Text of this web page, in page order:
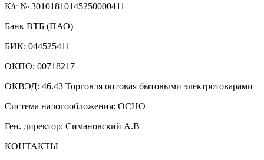
К/с № 30101810145250000411
Банк ВТБ (ПАО)
БИК: 044525411
ОКПО: 00718217
ОКВЭД: 46.43 Торговля оптовая бытовыми электротоварами
Система налогообложения: ОСНО
Ген. директор: Симановский А.В
КОНТАКТЫ